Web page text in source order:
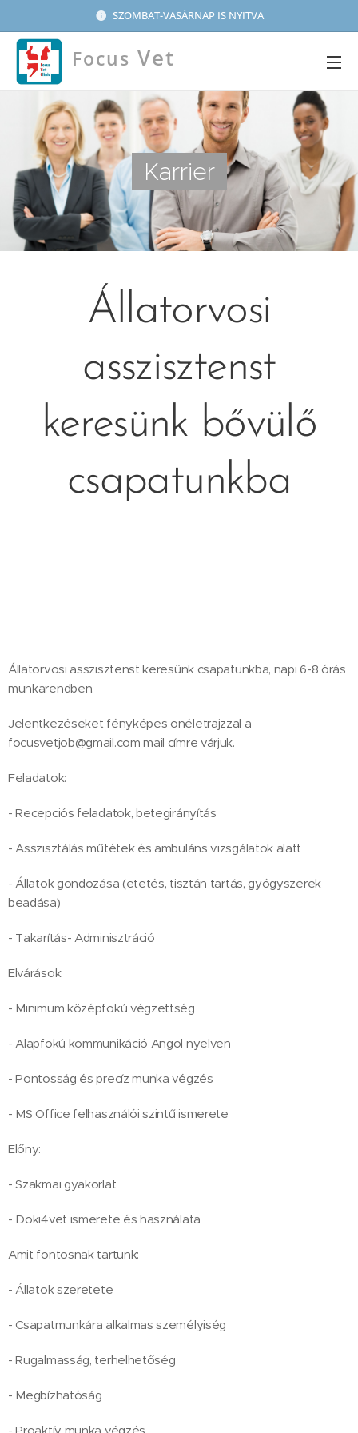
SZOMBAT-VASÁRNAP IS NYITVA
Focus Vet
Clinic
Karrier
Állatorvosi
asszisztenst
keresünk bővülő
csapatunkba
Állatorvosi asszisztenst keresünk csapatunkba, napi 6-8 órás
munkarendben.
Jelentkezéseket fényképes önéletrajzzal a
focusvetjob@gmail.com mail címre várjuk.
Feladatok:
- Recepciós feladatok, betegirányítás
- Asszisztálás műtétek és ambuláns vizsgálatok alatt
- Állatok gondozása (etetés, tisztán tartás, gyógyszerek
beadása)
- Takarítás- Adminisztráció
Elvárások:
- Minimum középfokú végzettség
- Alapfokú kommunikáció Angol nyelven
- Pontosság és precíz munka végzés
- MS Office felhasználói szintű ismerete
Előny:
- Szakmai gyakorlat
- Doki4vet ismerete és használata
Amit fontosnak tartunk:
- Állatok szeretete
- Csapatmunkára alkalmas személyiség
- Rugalmasság, terhelhetőség
- Megbízhatóság